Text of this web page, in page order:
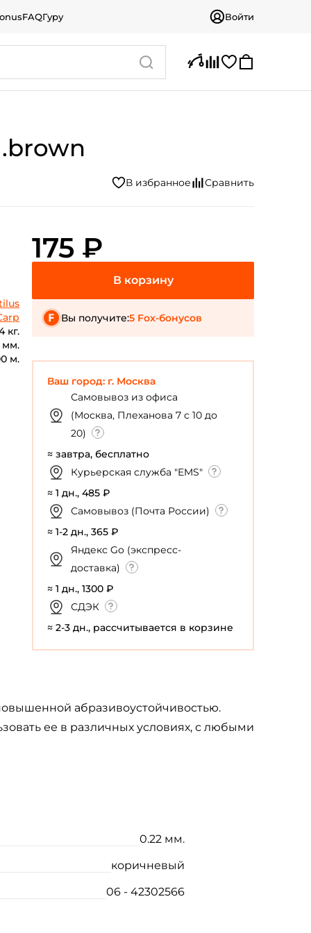
FAQГуру Войти
кг.
мм.
м.
175 ₽
Вы получите:5 Fox-бонусов
Ваш город: г. Москва
Самовывоз из офиса
(Москва, Плеханова 7 с 10 до
20)
≈ завтра, бесплатно
Курьерская служба "EMS"
≈ 1 дн., 485 ₽
Самовывоз (Почта России)
≈ 1-2 дн., 365 ₽
Яндекс Go (экспресс-
доставка)
≈ 1 дн., 1300 ₽
СДЭК
≈ 2-3 дн., рассчитывается в корзине
абразивоустойчивостью.
ее в различных условиях, с любыми
0.22 мм.
коричневый
06 - 42302566